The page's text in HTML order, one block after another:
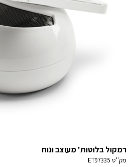
רמקול בלוטות' מעוצב ונוח
מק''ט ET97335